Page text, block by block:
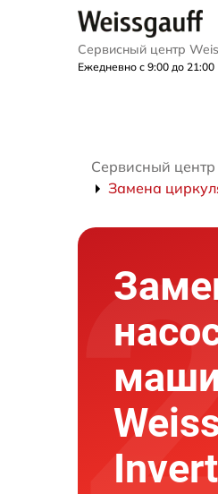
Сервисный центр
Ежедневно с 9:00 до 21:00
Сервисный
Замена